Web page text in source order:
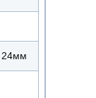
24мм